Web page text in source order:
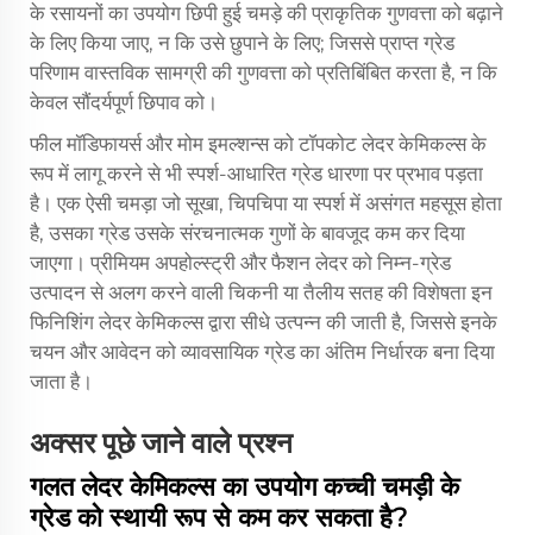
के रसायनों का उपयोग छिपी हुई चमड़े की प्राकृतिक गुणवत्ता को बढ़ाने
के लिए किया जाए, न कि उसे छुपाने के लिए; जिससे प्राप्त ग्रेड
परिणाम वास्तविक सामग्री की गुणवत्ता को प्रतिबिंबित करता है, न कि
केवल सौंदर्यपूर्ण छिपाव को।
फील मॉडिफायर्स और मोम इमल्शन्स को टॉपकोट लेदर केमिकल्स के
रूप में लागू करने से भी स्पर्श-आधारित ग्रेड धारणा पर प्रभाव पड़ता
है। एक ऐसी चमड़ा जो सूखा, चिपचिपा या स्पर्श में असंगत महसूस होता
है, उसका ग्रेड उसके संरचनात्मक गुणों के बावजूद कम कर दिया
जाएगा। प्रीमियम अपहोल्स्ट्री और फैशन लेदर को निम्न-ग्रेड
उत्पादन से अलग करने वाली चिकनी या तैलीय सतह की विशेषता इन
फिनिशिंग लेदर केमिकल्स द्वारा सीधे उत्पन्न की जाती है, जिससे इनके
चयन और आवेदन को व्यावसायिक ग्रेड का अंतिम निर्धारक बना दिया
जाता है।
अक्सर पूछे जाने वाले प्रश्न
गलत लेदर केमिकल्स का उपयोग कच्ची चमड़ी के
ग्रेड को स्थायी रूप से कम कर सकता है?